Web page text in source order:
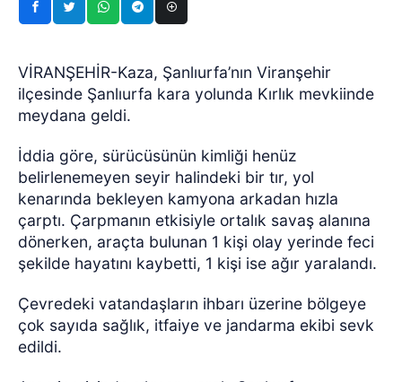
VİRANŞEHİR-Kaza, Şanlıurfa’nın Viranşehir
ilçesinde Şanlıurfa kara yolunda Kırlık mevkiinde
meydana geldi.
İddia göre, sürücüsünün kimliği henüz
belirlenemeyen seyir halindeki bir tır, yol
kenarında bekleyen kamyona arkadan hızla
çarptı. Çarpmanın etkisiyle ortalık savaş alanına
dönerken, araçta bulunan 1 kişi olay yerinde feci
şekilde hayatını kaybetti, 1 kişi ise ağır yaralandı.
Çevredeki vatandaşların ihbarı üzerine bölgeye
çok sayıda sağlık, itfaiye ve jandarma ekibi sevk
edildi.